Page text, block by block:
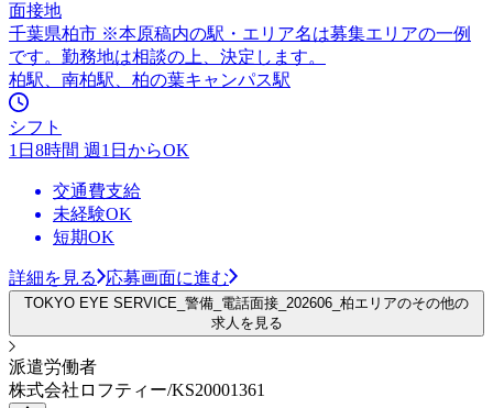
面接地
千葉県柏市 ※本原稿内の駅・エリア名は募集エリアの一例
です。勤務地は相談の上、決定します。
柏駅、南柏駅、柏の葉キャンパス駅
シフト
1日8時間 週1日からOK
交通費支給
未経験OK
短期OK
詳細を見る 応募画面に進む
TOKYO EYE SERVICE_警備_電話面接_202606_柏エリアのその他の
求人を見る
派遣労働者
株式会社ロフティー/KS20001361